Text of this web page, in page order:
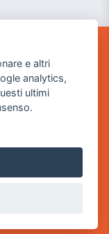
e altri
analytics,
ultimi